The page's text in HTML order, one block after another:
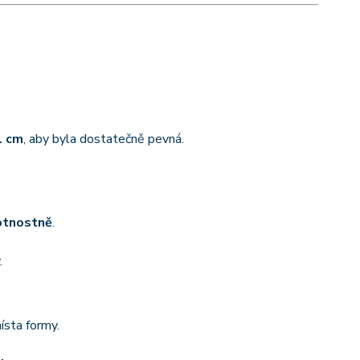
cm, aby byla dostatečně pevná.
.
formy.